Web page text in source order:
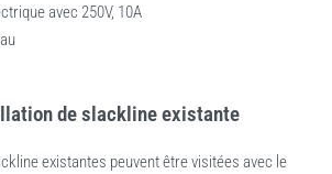
avec 250V, 10A
de slackline existante
existantes peuvent être visitées avec le